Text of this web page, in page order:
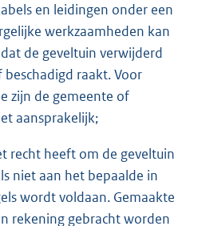
en leidingen onder een
werkzaamheden kan
de geveltuin verwijderd
raakt. Voor
zijn de gemeente of
aansprakelijk;
recht heeft om de geveltuin
niet aan het bepaalde in
wordt voldaan. Gemaakte
rekening gebracht worden